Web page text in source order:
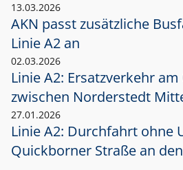
13.03.2026
AKN passt zusätzliche
Linie A2 an
02.03.2026
Linie A2: Ersatzverkehr am
zwischen Norderstedt
27.01.2026
Linie A2: Durchfahrt ohne
Quickborner Straße an